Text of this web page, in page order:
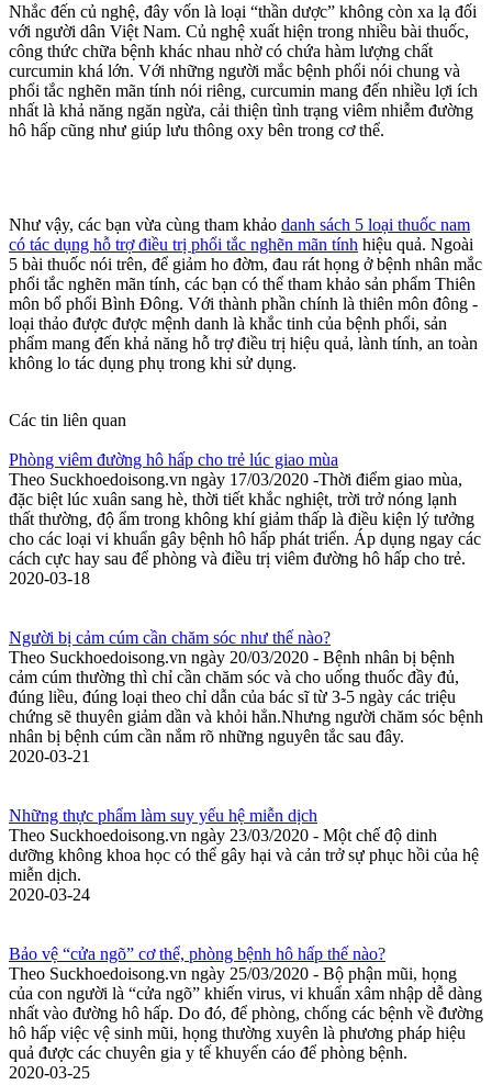
Nhắc đến củ nghệ, đây vốn là loại “thần dược” không còn xa lạ đối
với người dân Việt Nam. Củ nghệ xuất hiện trong nhiều bài thuốc,
công thức chữa bệnh khác nhau nhờ có chứa hàm lượng chất
curcumin khá lớn. Với những người mắc bệnh phổi nói chung và
phổi tắc nghẽn mãn tính nói riêng, curcumin mang đến nhiều lợi ích
nhất là khả năng ngăn ngừa, cải thiện tình trạng viêm nhiễm đường
hô hấp cũng như giúp lưu thông oxy bên trong cơ thể.
Như vậy, các bạn vừa cùng tham khảo danh sách 5 loại thuốc nam
có tác dụng hỗ trợ điều trị phổi tắc nghẽn mãn tính hiệu quả. Ngoài
5 bài thuốc nói trên, để giảm ho đờm, đau rát họng ở bệnh nhân mắc
phổi tắc nghẽn mãn tính, các bạn có thể tham khảo sản phẩm Thiên
môn bổ phổi Bình Đông. Với thành phần chính là thiên môn đông -
loại thảo được được mệnh danh là khắc tinh của bệnh phổi, sản
phẩm mang đến khả năng hỗ trợ điều trị hiệu quả, lành tính, an toàn
không lo tác dụng phụ trong khi sử dụng.
Các tin liên quan
Phòng viêm đường hô hấp cho trẻ lúc giao mùa
Theo Suckhoedoisong.vn ngày 17/03/2020 -Thời điểm giao mùa,
đặc biệt lúc xuân sang hè, thời tiết khắc nghiệt, trời trở nóng lạnh
thất thường, độ ẩm trong không khí giảm thấp là điều kiện lý tưởng
cho các loại vi khuẩn gây bệnh hô hấp phát triển. Áp dụng ngay các
cách cực hay sau để phòng và điều trị viêm đường hô hấp cho trẻ.
2020-03-18
Người bị cảm cúm cần chăm sóc như thế nào?
Theo Suckhoedoisong.vn ngày 20/03/2020 - Bệnh nhân bị bệnh
cảm cúm thường thì chỉ cần chăm sóc và cho uống thuốc đầy đủ,
đúng liều, đúng loại theo chỉ dẫn của bác sĩ từ 3-5 ngày các triệu
chứng sẽ thuyên giảm dần và khỏi hẳn.Nhưng người chăm sóc bệnh
nhân bị bệnh cúm cần nắm rõ những nguyên tắc sau đây.
2020-03-21
Những thực phẩm làm suy yếu hệ miễn dịch
Theo Suckhoedoisong.vn ngày 23/03/2020 - Một chế độ dinh
dưỡng không khoa học có thể gây hại và cản trở sự phục hồi của hệ
miễn dịch.
2020-03-24
Bảo vệ “cửa ngõ” cơ thể, phòng bệnh hô hấp thế nào?
Theo Suckhoedoisong.vn ngày 25/03/2020 - Bộ phận mũi, họng
của con người là “cửa ngõ” khiến virus, vi khuẩn xâm nhập dễ dàng
nhất vào đường hô hấp. Do đó, để phòng, chống các bệnh về đường
hô hấp việc vệ sinh mũi, họng thường xuyên là phương pháp hiệu
quả được các chuyên gia y tế khuyến cáo để phòng bệnh.
2020-03-25